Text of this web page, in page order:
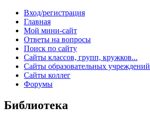
Вход/регистрация
Главная
Мой мини-сайт
Ответы на вопросы
Поиск по сайту
Сайты классов, групп, кружков...
Сайты образовательных учреждений
Сайты коллег
Форумы
Библиотека